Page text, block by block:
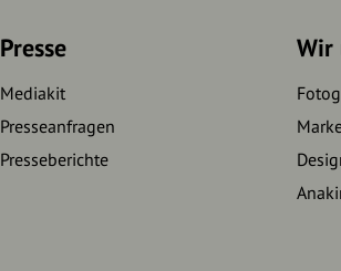
Presse
Mediakit
Presseanfragen
Presseberichte
Wir